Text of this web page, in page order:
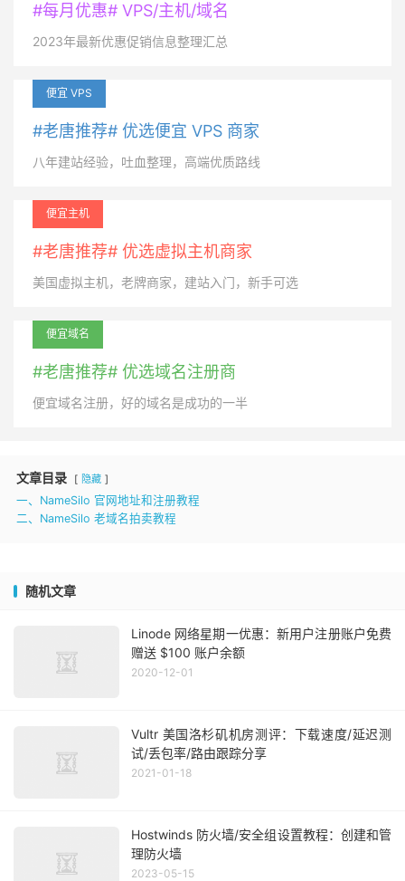
#每月优惠# VPS/主机/域名
2023年最新优惠促销信息整理汇总
便宜 VPS
#老唐推荐# 优选便宜 VPS 商家
八年建站经验，吐血整理，高端优质路线
便宜主机
#老唐推荐# 优选虚拟主机商家
美国虚拟主机，老牌商家，建站入门，新手可选
便宜域名
#老唐推荐# 优选域名注册商
便宜域名注册，好的域名是成功的一半
文章目录 隐藏
一、NameSilo 官网地址和注册教程
二、NameSilo 老域名拍卖教程
随机文章
Linode 网络星期一优惠：新用户注册账户免费
赠送 $100 账户余额
2020-12-01
Vultr 美国洛杉矶机房测评：下载速度/延迟测
试/丢包率/路由跟踪分享
2021-01-18
Hostwinds 防火墙/安全组设置教程：创建和管
理防火墙
2023-05-15